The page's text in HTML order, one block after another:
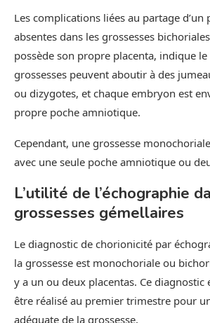
Les complications liées au partage d’un
absentes dans les grossesses
possède son propre placenta, indique le
grossesses peuvent aboutir à des
ou dizygotes, et chaque embryon est
propre poche amniotique.
Cependant, une grossesse
avec une seule poche amniotique ou
L’utilité de l’échographie
grossesses gémellaires
Le diagnostic de chorionicité par
la grossesse est monochoriale ou
y a un ou deux placentas. Ce diagnostic
être réalisé au premier trimestre pour
adéquate de la grossesse.